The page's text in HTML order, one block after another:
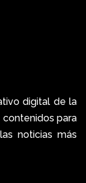
digital de la
para
noticias más